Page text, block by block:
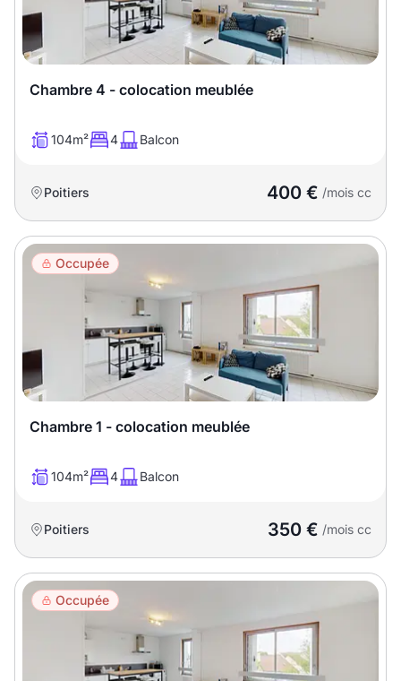
Chambre 4 - colocation meublée
104m² 4 Balcon
Poitiers 400 € /mois cc
Occupée
Chambre 1 - colocation meublée
104m² 4 Balcon
Poitiers 350 € /mois cc
Occupée